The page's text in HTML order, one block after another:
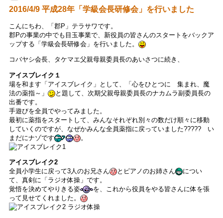
2016/4/9 平成28年「学級会長研修会」を行いました
こんにちわ、「郡P」テラサワです。
郡Pの事業の中でも目玉事業で、新役員の皆さんのスタートをバックア
ップする「学級会長研修会」を行いました。
コバヤシ会長、タケマエ父親母親委員長のあいさつに続き、
アイスブレイク１
場を和ます「アイスブレイク」として、「心をひとつに 集まれ、魔
法の薬指～」
と題して、次期父親母親委員長のナカムラ副委員長の
出番です。
手遊びを全員でやってみました。
最初に薬指をスタートして、みんなそれぞれ別々の数だけ順々に移動
していくのですが、なぜかみんな全員薬指に戻っていました????? い
まだにナゾです
。
アイスブレイク2
全員小学生に戻って3人のお兄さん
とピアノのお姉さん
につい
て、真剣に「ラジオ体操」です。
覚悟を決めてやりきる姿
を、これから役員をやる皆さんに体を張
って見せてくれました。